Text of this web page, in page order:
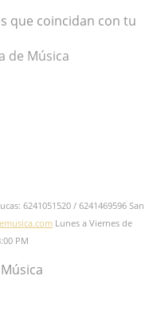
que coincidan con tu
6241051520 / 6241469596 San
Lunes a Viernes de
PM